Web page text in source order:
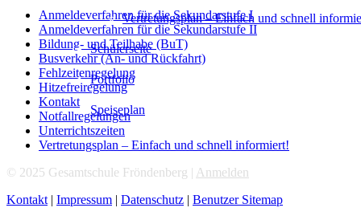
Vertretungsplan – Einfach und schnell
Schülerseite
Portfolio
Speiseplan
Anmeldeverfahren für die Sekundarstufe I
Anmeldeverfahren für die Sekundarstufe II
Bildung- und Teilhabe (BuT)
Busverkehr (An- und Rückfahrt)
Fehlzeitenregelung
Hitzefreiregelung
Kontakt
Notfallregelungen
Unterrichtszeiten
Vertretungsplan – Einfach und schnell informiert!
© 2025 Gesamtschule Fröndenberg | Anmelden
Kontakt | Impressum | Datenschutz | Benutzer Sitemap